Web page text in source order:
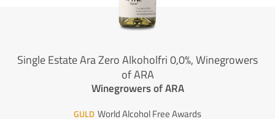
Single Estate Ara Zero Alkoholfri 0,0%, Winegrowers
of ARA
Winegrowers of ARA
GULD World Alcohol Free Awards